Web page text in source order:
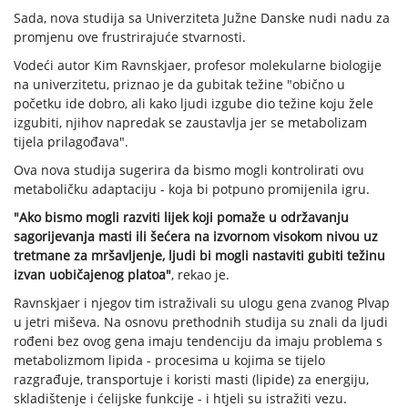
Sada, nova studija sa Univerziteta Južne Danske nudi nadu za
promjenu ove frustrirajuće stvarnosti.
Vodeći autor Kim Ravnskjaer, profesor molekularne biologije
na univerzitetu, priznao je da gubitak težine "obično u
početku ide dobro, ali kako ljudi izgube dio težine koju žele
izgubiti, njihov napredak se zaustavlja jer se metabolizam
tijela prilagođava".
Ova nova studija sugerira da bismo mogli kontrolirati ovu
metaboličku adaptaciju - koja bi potpuno promijenila igru.
"Ako bismo mogli razviti lijek koji pomaže u održavanju
sagorijevanja masti ili šećera na izvornom visokom nivou uz
tretmane za mršavljenje, ljudi bi mogli nastaviti gubiti težinu
izvan uobičajenog platoa", rekao je.
Ravnskjaer i njegov tim istraživali su ulogu gena zvanog Plvap
u jetri miševa. Na osnovu prethodnih studija su znali da ljudi
rođeni bez ovog gena imaju tendenciju da imaju problema s
metabolizmom lipida - procesima u kojima se tijelo
razgrađuje, transportuje i koristi masti (lipide) za energiju,
skladištenje i ćelijske funkcije - i htjeli su istražiti vezu.